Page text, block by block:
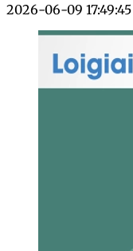
2026-06-09 17:49:45